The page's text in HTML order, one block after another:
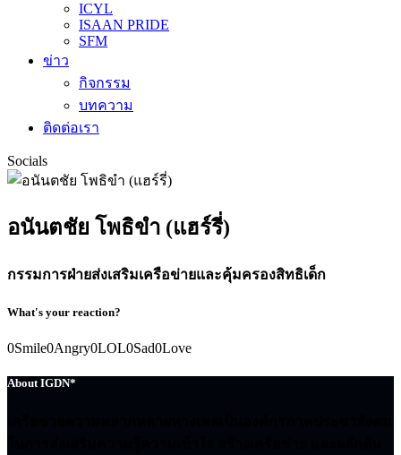
ICYL
ISAAN PRIDE
SFM
ข่าว
กิจกรรม
บทความ
ติดต่อเรา
Socials
อนันตชัย โพธิขำ (แฮร์รี่)
กรรมการฝ่ายส่งเสริมเครือข่ายและคุ้มครองสิทธิเด็ก
What's your reaction?
0Smile0Angry0LOL0Sad0Love
About IGDN*